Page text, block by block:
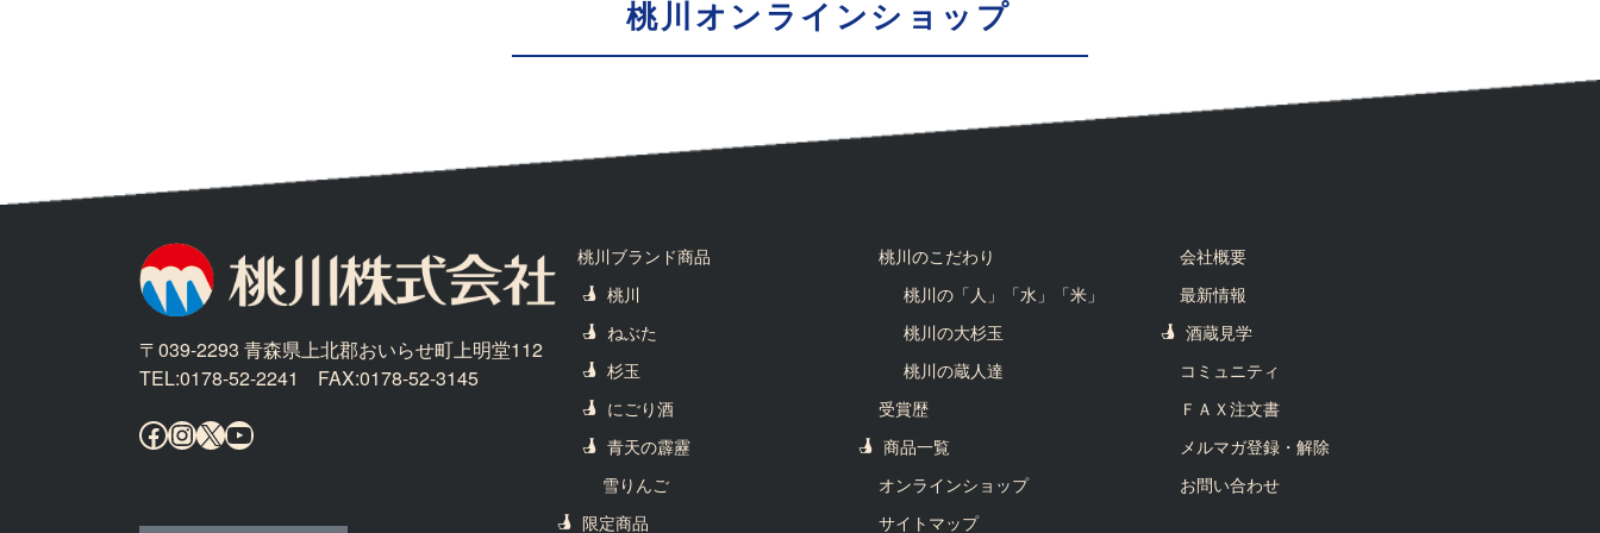
桃川オンラインショップ
〒039-2293 青森県上北郡おいらせ町上明堂112
TEL:0178-52-2241 FAX:0178-52-3145
Facebook
Instagram
X YouTube
桃川ブランド商品
桃川
ねぶた
杉玉
にごり酒
青天の霹靂
雪りんご
限定商品
桃川のこだわり
桃川の「人」「水」「米」
桃川の大杉玉
桃川の蔵人達
受賞歴
商品一覧
オンラインショップ
サイトマップ
会社概要
最新情報
酒蔵見学
コミュニティ
ＦＡＸ注文書
メルマガ登録・解除
お問い合わせ